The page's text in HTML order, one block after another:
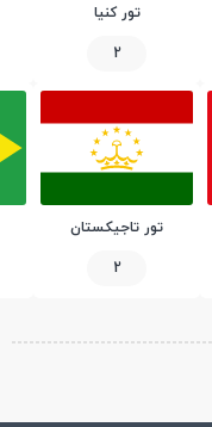
تور کنیا
2
تور تاجیکستان
2